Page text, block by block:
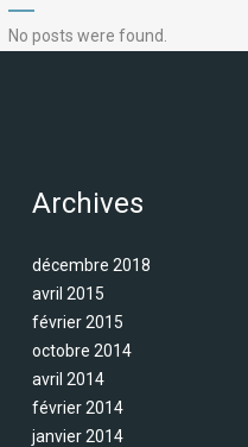
No posts were found.
Archives
décembre 2018
avril 2015
février 2015
octobre 2014
avril 2014
février 2014
janvier 2014